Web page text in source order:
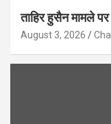
ताहिर हुसैन मामले
August 3, 2026